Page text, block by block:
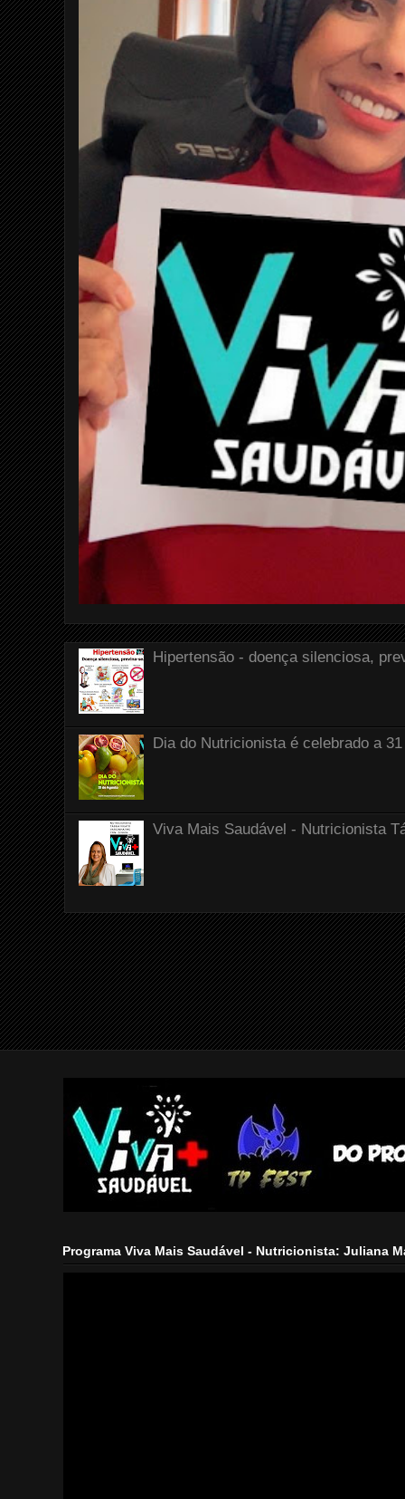
Hipertensão - doença silenciosa,
Dia do Nutricionista é celebrado a
Viva Mais Saudável - Nutricionista
Programa Viva Mais Saudável - Nutricionista: Juliana